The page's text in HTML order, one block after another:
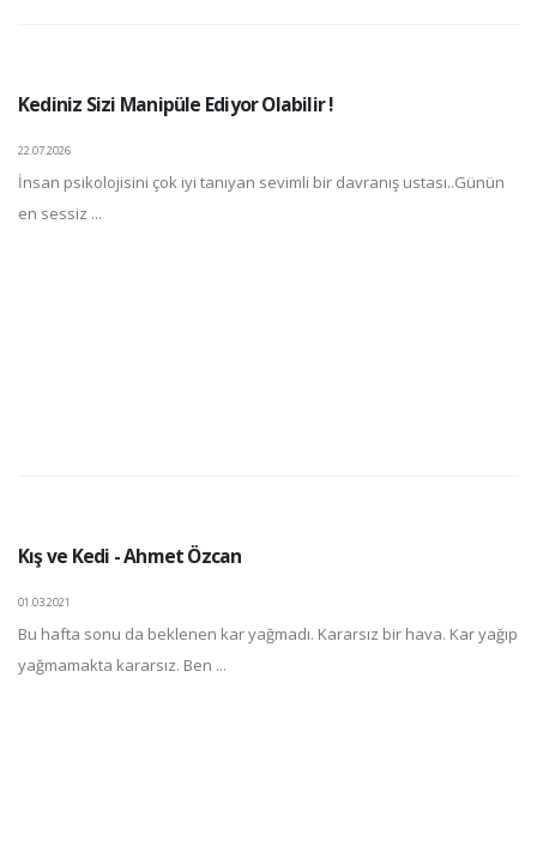
Kediniz Sizi Manipüle Ediyor Olabilir !
22.07.2026
İnsan psikolojisini çok iyi tanıyan sevimli bir davranış ustası..Günün
en sessiz ...
Kış ve Kedi - Ahmet Özcan
01.03.2021
Bu hafta sonu da beklenen kar yağmadı. Kararsız bir hava. Kar yağıp
yağmamakta kararsız. Ben ...